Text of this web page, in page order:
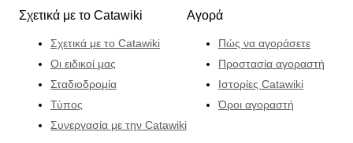
Σχετικά με το Catawiki
Σχετικά με το Catawiki
Οι ειδικοί μας
Σταδιοδρομία
Τύπος
Συνεργασία με την Catawiki
Αγορά
Πώς να αγοράσετε
Προστασία αγοραστή
Ιστορίες Catawiki
Όροι αγοραστή